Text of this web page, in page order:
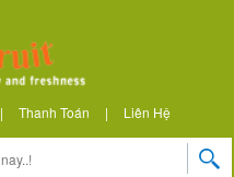
| Thanh Toán | Liên Hệ